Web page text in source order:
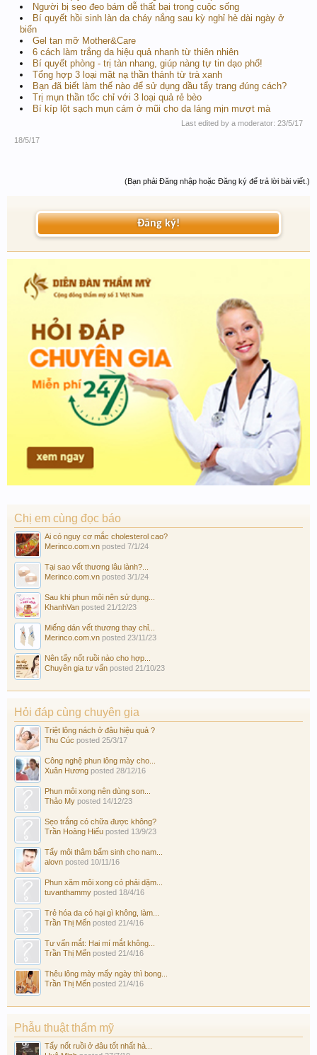
Người bị sẹo đeo bám dễ thất bại trong cuộc sống
Bí quyết hồi sinh làn da cháy nắng sau kỳ nghỉ hè dài ngày ở
biển
Gel tan mỡ Mother&Care
6 cách làm trắng da hiệu quả nhanh từ thiên nhiên
Bí quyết phòng - trị tàn nhang, giúp nàng tự tin dạo phố!
Tổng hợp 3 loại mặt nạ thần thánh từ trà xanh
Bạn đã biết làm thế nào để sử dụng dầu tẩy trang đúng cách?
Trị mụn thần tốc chỉ với 3 loại quả rẻ bèo
Bí kíp lột sạch mụn cám ở mũi cho da láng mịn mượt mà
Last edited by a moderator: 23/5/17
18/5/17
(Bạn phải Đăng nhập hoặc Đăng ký để trả lời bài viết.)
Đăng ký!
Chị em cùng đọc báo
Ai có nguy cơ mắc cholesterol cao?
Merinco.com.vn posted 7/1/24
Tại sao vết thương lâu lành?...
Merinco.com.vn posted 3/1/24
Sau khi phun môi nên sử dụng...
KhanhVan posted 21/12/23
Miếng dán vết thương thay chỉ...
Merinco.com.vn posted 23/11/23
Nên tẩy nốt ruồi nào cho hợp...
Chuyên gia tư vấn posted 21/10/23
Hỏi đáp cùng chuyên gia
Triệt lông nách ở đâu hiệu quả ?
Thu Cúc posted 25/3/17
Công nghệ phun lông mày cho...
Xuân Hương posted 28/12/16
Phun môi xong nên dùng son...
Thảo My posted 14/12/23
Sẹo trắng có chữa được không?
Trần Hoàng Hiếu posted 13/9/23
Tẩy môi thâm bẩm sinh cho nam...
alovn posted 10/11/16
Phun xăm môi xong có phải dặm...
tuvanthammy posted 18/4/16
Trẻ hóa da có hại gì không, làm...
Trần Thị Mến posted 21/4/16
Tư vấn mắt: Hai mí mắt không...
Trần Thị Mến posted 21/4/16
Thêu lông mày mấy ngày thì bong...
Trần Thị Mến posted 21/4/16
Phẫu thuật thẩm mỹ
Tẩy nốt ruồi ở đâu tốt nhất hà...